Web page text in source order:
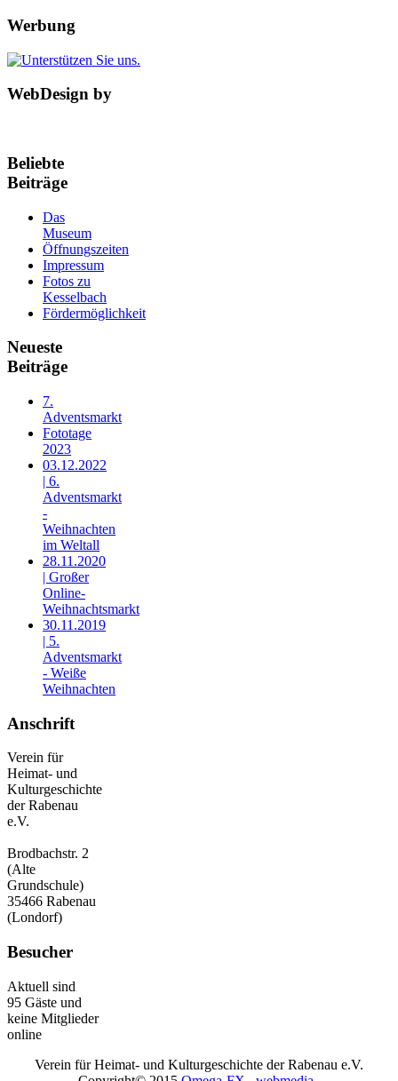
Werbung
WebDesign by
Beliebte
Beiträge
Das
Museum
Öffnungszeiten
Impressum
Fotos zu
Kesselbach
Fördermöglichkeit
Neueste
Beiträge
7.
Adventsmarkt
Fototage
2023
03.12.2022
| 6.
Adventsmarkt
-
Weihnachten
im Weltall
28.11.2020
| Großer
Online-
Weihnachtsmarkt
30.11.2019
| 5.
Adventsmarkt
- Weiße
Weihnachten
Anschrift
Verein für
Heimat- und
Kulturgeschichte
der Rabenau
e.V.
Brodbachstr. 2
(Alte
Grundschule)
35466 Rabenau
(Londorf)
Besucher
Aktuell sind
95 Gäste und
keine Mitglieder
online
Verein für Heimat- und Kulturgeschichte der Rabenau e.V.